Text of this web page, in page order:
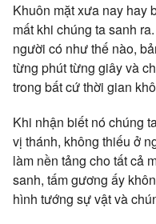
Khuôn mặt xưa nay hay
mất khi chúng ta sanh
người có như thế nào,
từng phút từng giây và
trong bất cứ thời gian
Khi nhận biết nó chúng
vị thánh, không thiếu ở
làm nền tảng cho tất cả
sanh, tấm gương ấy
hình tướng sự vật và